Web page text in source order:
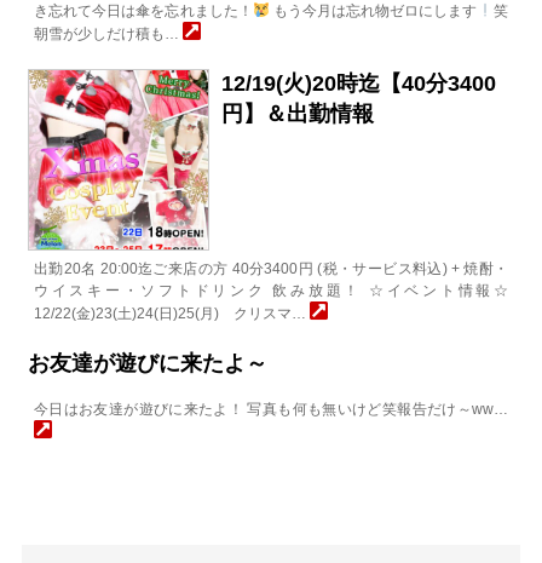
き忘れて今日は傘を忘れました！
もう今月は忘れ物ゼロにします
笑
朝雪が少しだけ積も…
12/19(火)20時迄【40分3400
円】＆出勤情報
出勤20名 20:00迄ご来店の方 40分3400円 (税・サービス料込) + 焼酎・
ウイスキー・ソフトドリンク 飲み放題！ ☆イベント情報☆
12/22(金)23(土)24(日)25(月) クリスマ…
お友達が遊びに来たよ～
今日はお友達が遊びに来たよ！ 写真も何も無いけど笑報告だけ～ww…